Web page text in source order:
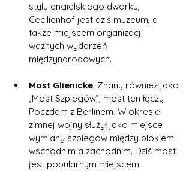
stylu angielskiego dworku,
Cecilienhof jest dziś muzeum, a
także miejscem organizacji
ważnych wydarzeń
międzynarodowych.
Most Glienicke: Znany również jako
„Most Szpiegów”, most ten łączy
Poczdam z Berlinem. W okresie
zimnej wojny służył jako miejsce
wymiany szpiegów między blokiem
wschodnim a zachodnim. Dziś most
jest popularnym miejscem